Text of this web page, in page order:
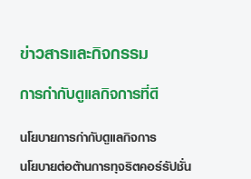
ข่าวสารและกิจกรรม
การกำกับดูแลกิจการที่ดี
นโยบายการกำกับดูแลกิจการ
นโยบายต่อต้านการทุจริตคอร์รัปชั่น